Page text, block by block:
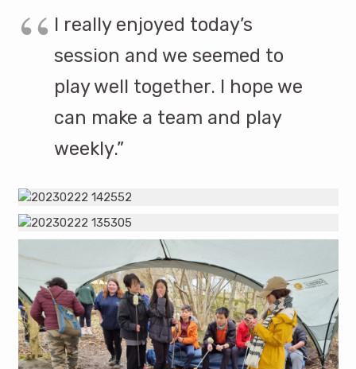
I really enjoyed today’s
session and we seemed to
play well together. I hope we
can make a team and play
weekly.”